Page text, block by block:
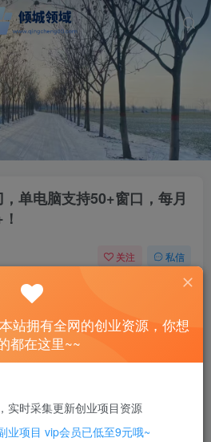
单电脑支持50+窗口，每月
关注 私信
单窗口日收益50美刀，单电脑支持50+窗口，每月单账号稳定产值3W+！
后查看
站拥有全网的创业资源，你想
都在这里~~
实时采集更新创业项目资源
业项目 vip会员已低至9元哦~